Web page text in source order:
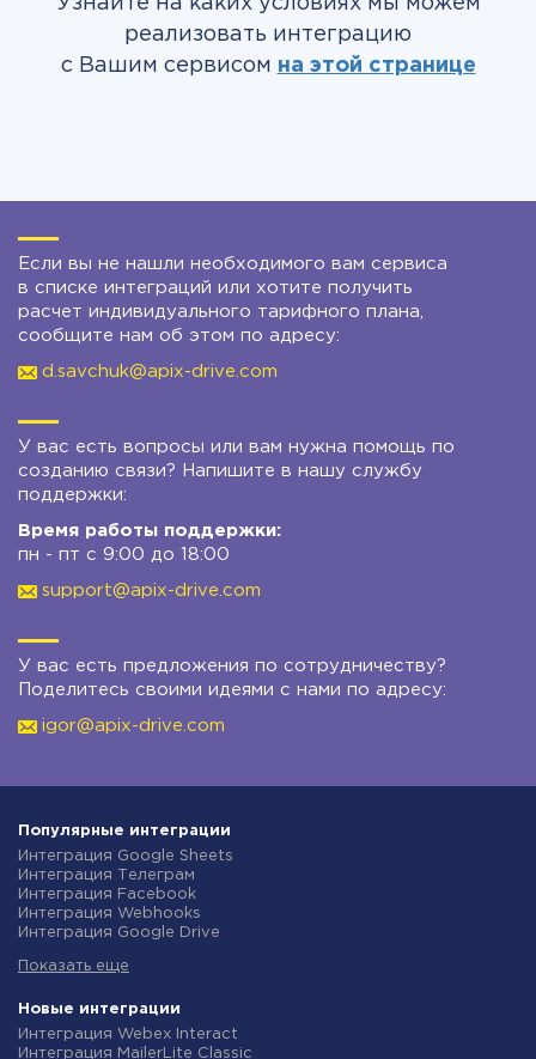
реализовать интеграцию
с Вашим сервисом на этой странице
Если вы не нашли необходимого вам сервиса
в списке интеграций или хотите получить
расчет индивидуального тарифного плана,
сообщите нам об этом по адресу:
d.savchuk@apix-drive.com
У вас есть вопросы или вам нужна помощь по
созданию связи? Напишите в нашу службу
поддержки:
Время работы поддержки:
пн - пт с 9:00 до 18:00
support@apix-drive.com
У вас есть предложения по сотрудничеству?
Поделитесь своими идеями с нами по адресу:
igor@apix-drive.com
Популярные интеграции
Интеграция Google Sheets
Интеграция Телеграм
Интеграция Facebook
Интеграция Webhooks
Интеграция Google Drive
Интеграция Gmail
Интеграция Новая Почта
Интеграция Binotel
Интеграция OpenAI (ChatGPT)
Показать еще
Новые интеграции
Интеграция Webex Interact
Интеграция MailerLite Classic